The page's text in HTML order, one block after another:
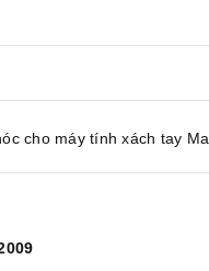
cho máy tính xách tay